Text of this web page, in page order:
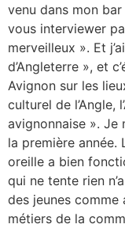
venu dans mon
vous interviewer
merveilleux ». Et
d’Angleterre », et
Avignon sur les
culturel de l’Angle,
avignonnaise ». Je
la première année.
oreille a bien
qui ne tente rien
des jeunes
métiers de la